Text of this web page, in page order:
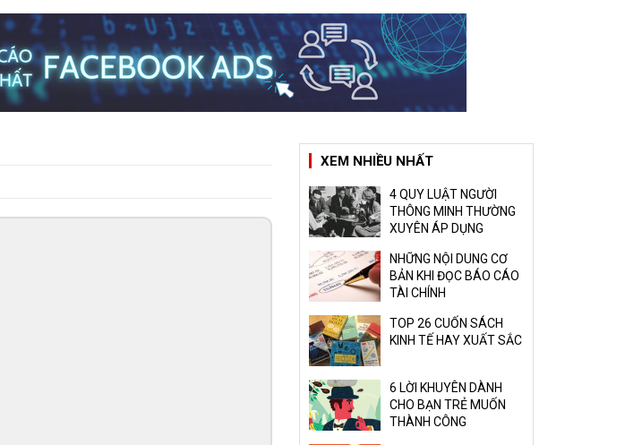
XEM NHIỀU NHẤT
4 QUY LUẬT NGƯỜI
THÔNG MINH THƯỜNG
XUYÊN ÁP DỤNG
NHỮNG NỘI DUNG CƠ
BẢN KHI ĐỌC BÁO CÁO
TÀI CHÍNH
TOP 26 CUỐN SÁCH
KINH TẾ HAY XUẤT SẮC
6 LỜI KHUYÊN DÀNH
CHO BẠN TRẺ MUỐN
THÀNH CÔNG